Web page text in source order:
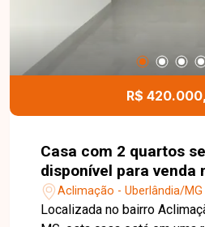
potencial comercial. Agende
conhecer todos os detalhes
R$
Casa com 2 quartos
disponível para venda
Aclimação em
Aclimação - Uberlândia/MG
Localizada no bairro